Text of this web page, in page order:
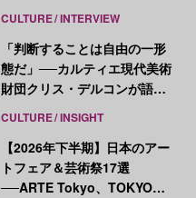
CULTURE INTERVIEW
「判断することは自由の一形
態だ」──カルティエ現代美術
財団クリス・デルコンが語
CULTURE INSIGHT
【2026年下半期】日本のアー
トフェア＆芸術祭17選
──ARTE Tokyo、TOKYO